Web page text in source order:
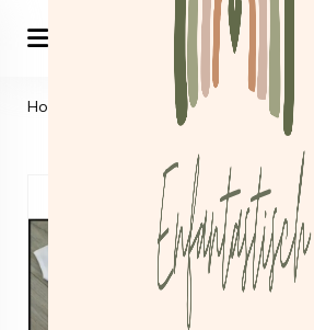
Home Babykleding >Rompertjes >